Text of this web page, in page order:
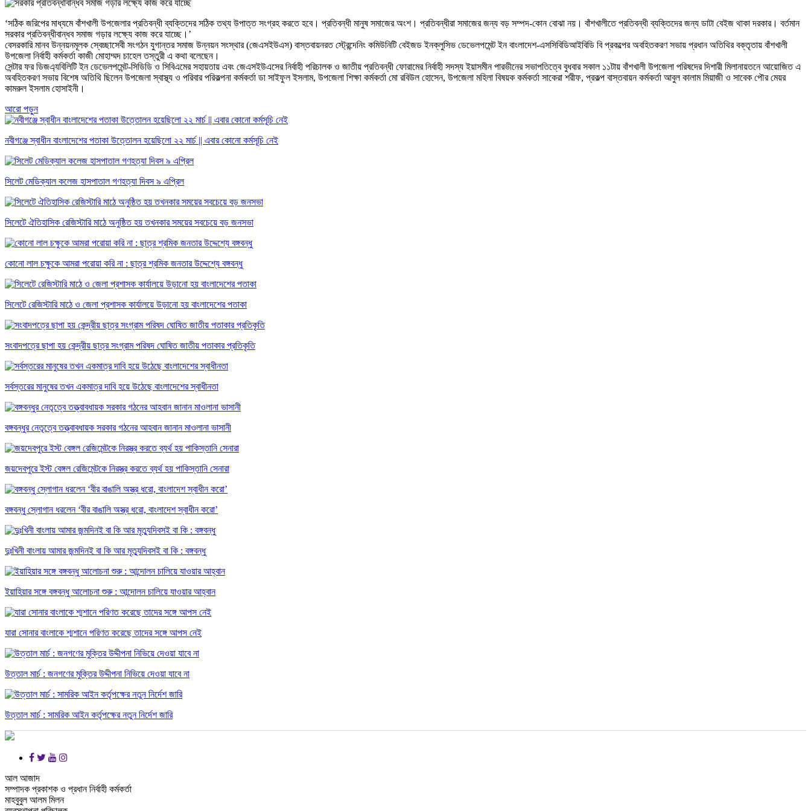
‘সঠিক জরিপের মাধ্যমে বাঁশখালী উপজেলার প্রতিবন্ধী ব্যক্তিদের সঠিক তথ্য উপাত্ত সংগ্রহ করতে হবে। প্রতিবন্ধী মানুষ সমাজের অংশ। প্রতিবন্ধীরা সমাজের জন্য বড় সম্পদ-কোন বোঝা নয়। বাঁশখালীতে প্রতিবন্ধী ব্যক্তিদের জন্য ডাটা বেইজ থাকা দরকার। বর্তমান
সরকার প্রতিবন্ধীবান্ধব সমাজ গড়ার লক্ষ্যে কাজ করে যাচ্ছে।’
বেসরকারি মানব উন্নয়নমূলক স্বেচ্ছাসেবী সংগঠন যুগান্তর সমাজ উন্নয়ন সংস্থার (জেএসইউএস) বাস্তবায়নরত স্ট্রেন্দেনিং কমিউনিটি বেইজড ইনক্লুসিভ ডেভেলপমেন্ট ইন বাংলাদেশ-এসসিবিডিআইবিডি বি প্রকল্পের অবহিতকরণ সভায় প্রধান অতিথির বক্তৃতায় বাঁশখালী
উপজেলা নির্বাহী কর্মকর্তা কাজী মোহাম্মদ চাহেল তস্তুরী এ কথা বলেছেন।
সেন্টার ফর ডিজএ্যবিলিটি ইন ডেভেলপমেন্ট-সিডিডি ও সিবিএমের সহায়তায় এবং জেএসইউএসের নির্বাহী পরিচালক ও জাতীয় প্রতিবন্ধী ফোরামের নির্বাহী সদস্য ইয়াসমীন পারভীনের সভাপতিত্বে বুধবার সকাল ১১টায় বাঁশখালী উপজেলা পরিষদের দিশারী মিলানায়তনে আয়োজিত এ
অবহিতকরণ সভায় বিশেষ অতিথি ছিলেন উপজেলা স্বাস্থ্য ও পরিবার পরিকল্পনা কর্মকর্তা ডা সাইফুল ইসলাম, উপজেলা শিক্ষা কর্মকর্তা মো রবিউল হোসেন, উপজেলা মহিলা বিষয়ক কর্মকর্তা সাকেরা শরীফ, প্রকল্প বাস্তবায়ন কর্মকর্তা আবুল কালাম মিয়াজী ও সাবেক পৌর মেয়র
কামরুল ইসলাম হোসাইনী।
আরো পড়ুন
নবীগঞ্জে স্বাধীন বাংলাদেশের পতাকা উত্তোলন হয়েছিলো ২২ মার্চ || এবার কোনো কর্মসূচি নেই
সিলেট মেডিক্যাল কলেজ হাসপাতাল গণহত্যা দিবস ৯ এপ্রিল
সিলেটে ঐতিহাসিক রেজিস্টারি মাঠে অনুষ্ঠিত হয় তখনকার সময়ের সবচেয়ে বড় জনসভা
কোনো লাল চক্ষুকে আমরা পরোয়া করি না : ছাত্র শ্রমিক জনতার উদ্দেশ্যে বঙ্গবন্ধু
সিলেটে রেজিস্টারি মাঠে ও জেলা প্রশাসক কার্যালয়ে উড়ানো হয় বাংলাদেশের পতাকা
সংবাদপত্রে ছাপা হয় কেন্দ্রীয় ছাত্র সংগ্রাম পরিষদ ঘোষিত জাতীয় পতাকার প্রতিকৃতি
সর্বস্তরের মানুষের তখন একমাত্র দাবি হয়ে উঠেছে বাংলাদেশের স্বাধীনতা
বঙ্গবন্ধুর নেতৃত্বে তত্ত্বাবধায়ক সরকার গঠনের আহবান জানান মাওলানা ভাসানী
জয়দেবপুরে ইস্ট বেঙ্গল রেজিমেন্টকে নিরস্ত্র করতে ব্যর্থ হয় পাকিস্তানি সেনারা
বঙ্গবন্ধু স্লোগান ধরলেন ‘বীর বাঙালি অস্ত্র ধরো, বাংলাদেশ স্বাধীন করো’
দুঃখিনী বাংলায় আমার জন্মদিনই বা কি আর মৃত্যুদিবসই বা কি : বঙ্গবন্ধু
ইয়াহিয়ার সঙ্গে বঙ্গবন্ধু আলোচনা শুরু : আন্দোলন চালিয়ে যাওয়ার আহ্বান
যারা সোনার বাংলাকে শ্মশানে পরিণত করেছে তাদের সঙ্গে আপস নেই
উত্তাল মার্চ : জনগণের মুক্তির উদ্দীপনা নিভিয়ে দেওয়া যাবে না
উত্তাল মার্চ : সামরিক আইন কর্তৃপক্ষের নতুন নির্দেশ জারি
আল আজাদ
সম্পাদক প্রকাশক ও প্রধান নির্বাহী কর্মকর্তা
মাহবুবুল আলম মিলন